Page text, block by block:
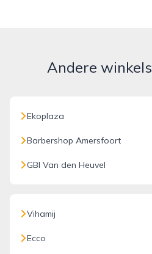
Andere
Ekoplaza
Barbershop Amersfoort
GBI Van den Heuvel
Vihamij
Ecco